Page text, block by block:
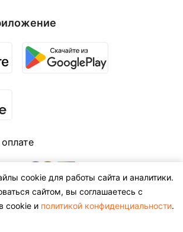
cookie для работы сайта и аналитики.
сайтом, вы соглашаетесь с
cookie и политикой конфиденциальности.